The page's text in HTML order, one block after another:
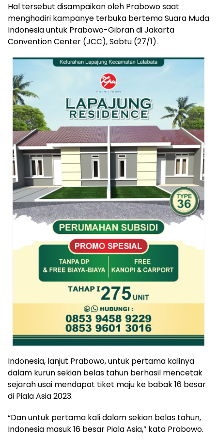
Hal tersebut disampaikan oleh Prabowo saat
menghadiri kampanye terbuka bertema Suara Muda
Indonesia untuk Prabowo-Gibran di Jakarta
Convention Center (JCC), Sabtu (27/1).
Indonesia, lanjut Prabowo, untuk pertama kalinya
dalam kurun sekian belas tahun berhasil mencetak
sejarah usai mendapat tiket maju ke babak 16 besar
di Piala Asia 2023.
“Dan untuk pertama kali dalam sekian belas tahun,
Indonesia masuk 16 besar Piala Asia,” kata Prabowo.